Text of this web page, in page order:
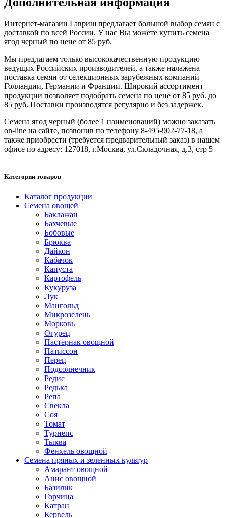
Интернет-магазин Гавриш предлагает большой выбор семян с
доставкой по всей России. У нас Вы можете купить семена
ягод черный по цене от 85 руб.
Мы предлагаем только высококачественную продукцию
ведущих Российских производителей, а также налажена
поставка семян от селекционных зарубежных компаний
Голландии, Германии и Франции. Широкий ассортимент
продукции позволяет подобрать семена по цене от 85 руб. до
85 руб. Поставки производятся регулярно и без задержек.
Семена ягод черный (более 1 наименований) можно заказать
on-line на сайте, позвонив по телефону 8-495-902-77-18, а
также приобрести (требуется предварительный заказ) в нашем
офисе по адресу: 127018, г.Москва, ул.Складочная, д.3, стр 5
Категории товаров
Каталог продукции
Семена овощей
Баклажан
Бахчевые
Бобовые
Брюква
Дайкон
Кабачок
Капуста
Картофель
Кукуруза
Лук
Мангольд
Микрозелень
Морковь
Огурец
Пастернак овощной
Патиссон
Перец
Подсолнечник
Редис
Редька
Репа
Свекла
Соя
Томат
Турнепс
Тыква
Фенхель овощной
Семена пряных и зеленных культур
Амарант овощной
Анис овощной
Базилик
Горчица
Катран
Кервель